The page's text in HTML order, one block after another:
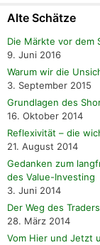
Alte Schätze
Die Märkte vor dem
9. Juni 2016
Warum wir die
3. September 2015
Grundlagen des
16. Oktober 2014
Reflexivität – die
21. August 2014
Gedanken zum
des Value-Investing
3. Juni 2014
Der Weg des
28. März 2014
Vom Hier und Jetzt